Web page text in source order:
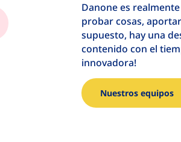
Danone es
probar cosas,
supuesto, hay una
contenido con el
innovadora!
Nuestros equipos